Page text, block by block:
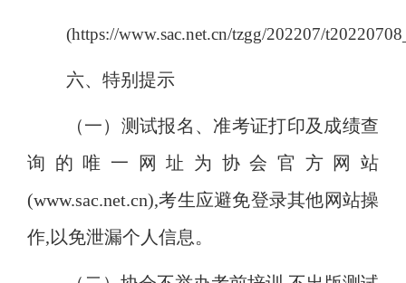
(https://www.sac.net.cn/tzgg/202207/
六、特别提示
（一）测试报名、准考证打印及成绩查
询的唯一网址为协会官方网站
(www.sac.net.cn),考生应避免登录其他网站操
作,以免泄漏个人信息。